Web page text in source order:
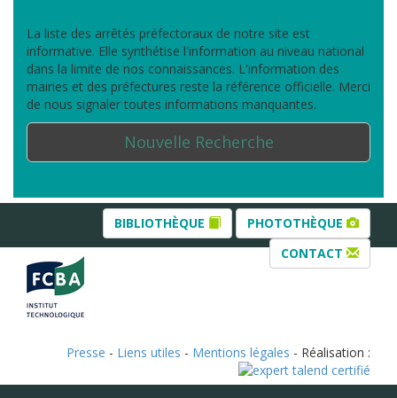
La liste des arrêtés préfectoraux de notre site est
informative. Elle synthétise l'information au niveau national
dans la limite de nos connaissances. L'information des
mairies et des préfectures reste la référence officielle. Merci
de nous signaler toutes informations manquantes.
Nouvelle Recherche
BIBLIOTHÈQUE
PHOTOTHÈQUE
CONTACT
Presse - Liens utiles - Mentions légales - Réalisation :